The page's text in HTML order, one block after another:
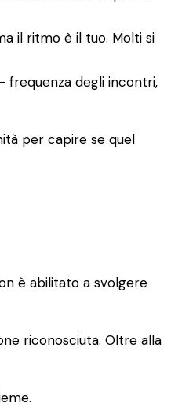
il ritmo è il tuo. Molti si
frequenza degli incontri,
per capire se quel
è abilitato a svolgere
riconosciuta. Oltre alla